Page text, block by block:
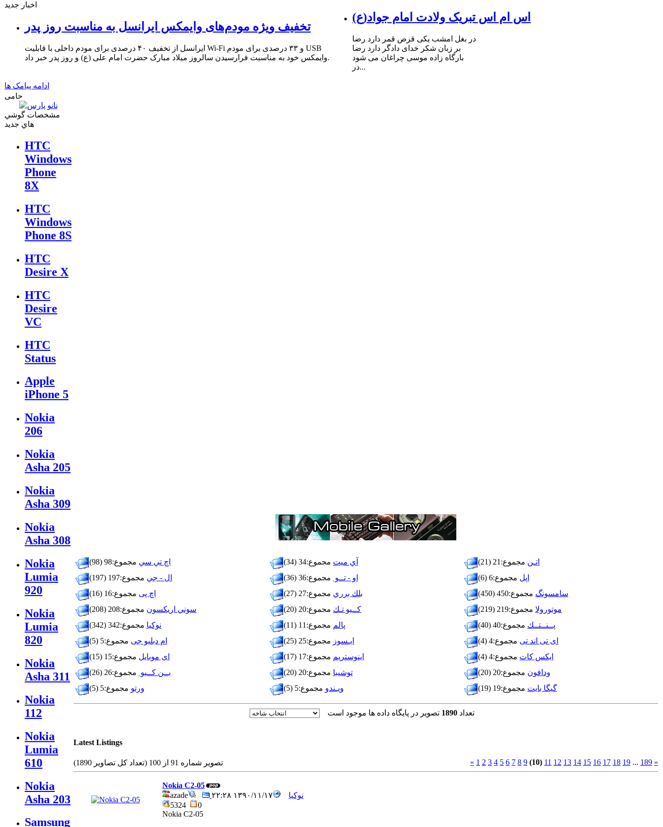
اخبار جدید
تخفیف ویژه مودم‌های وایمکس ایرانسل به مناسبت روز پدر
ایرانسل از تخفیف ۴۰ درصدی برای مودم داخلی با قابلیت Wi-Fi و ۳۳ درصدی برای مودم USB
وایمکس خود به مناسبت فرارسیدن سالروز میلاد مبارک حضرت امام علی (ع) و روز پدر خبر داد.
اس ام اس تبریک ولادت امام جواد(ع)
در بغل امشب یکى قرص قمر دارد رضا
بر زبان شکر خداى دادگر دارد رضا
بارگاه زاده موسى چراغان مى شود
در...
ادامه پیامک ها
حامی
مشخصات گوشي
هاي جديد
HTC
Windows
Phone
8X
HTC
Windows
Phone 8S
HTC
Desire X
HTC
Desire
VC
HTC
Status
Apple
iPhone 5
Nokia
206
Nokia
Asha 205
Nokia
Asha 309
Nokia
Asha 308
Nokia
Lumia
920
Nokia
Lumia
820
Nokia
Asha 311
Nokia
112
Nokia
Lumia
610
Nokia
Asha 203
Samsung
اچ تي سي مجموع:98 (98) آي ميت مجموع:34 (34) اتـن مجموع:21 (21)
ال - جي مجموع:197 (197) او - تــو مجموع:36 (36) اپل مجموع:6 (6)
اچ پی مجموع:16 (16) بلك برري مجموع:27 (27) سامسونگ مجموع:450 (450)
سوني اريكسون مجموع:208 (208) كــيو تـك مجموع:20 (20) موتورولا مجموع:219 (219)
نوكيا مجموع:342 (342) پالم مجموع:11 (11) پــنــتــك مجموع:40 (40)
ام دبلیو جی مجموع:5 (5) ايـسوز مجموع:25 (25) ای تی اند تی مجموع:4 (4)
ای موبایل مجموع:15 (15) اینوستریم مجموع:17 (17) ایکس کات مجموع:4 (4)
بــن كــيو مجموع:26 (26) توشيبا مجموع:20 (20) ودافون مجموع:20 (20)
ورتو مجموع:5 (5) ويـندو مجموع:5 (5) گیگا بایت مجموع:19 (19)
تعداد1890 تصوير در پایگاه داده ها موجود است
Latest Listings
تصوير شماره 91 از 100 (تعداد كل تصاوير 1890) « 1 2 3 4 5 6 7 8 9 (10) 11 12 13 14 15 16 17 18 19 ... 189 »
Nokia C2-05
azade
نوكيا
5324
0
Nokia C2-05